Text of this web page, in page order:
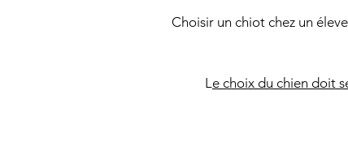
Choisir un chiot chez un
Le choix du chien doit